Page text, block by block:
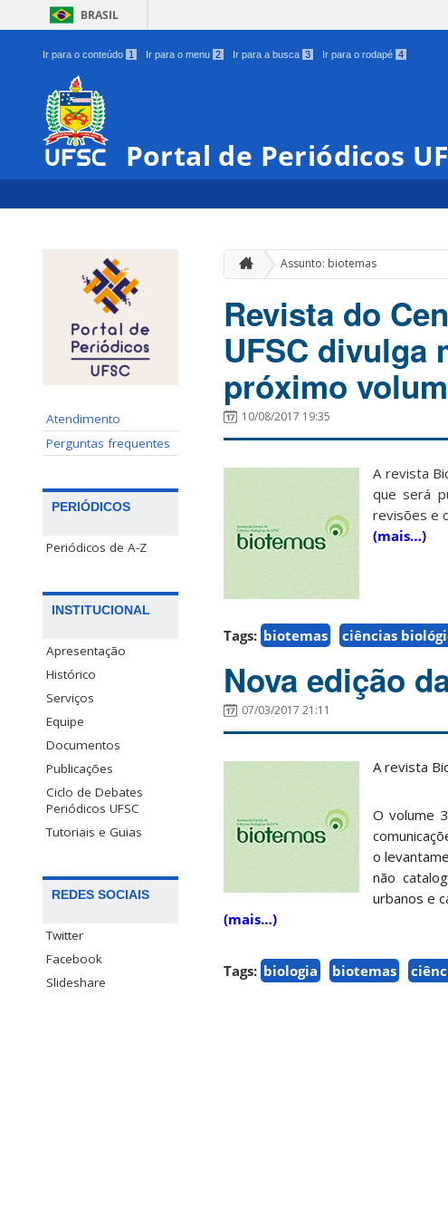
BRASIL
Ir para o conteúdo 1 Ir para o menu 2 Ir para a busca 3 Ir para o rodapé 4
Portal de Periódicos
Atendimento
Perguntas frequentes
PERIÓDICOS
Periódicos de A-Z
INSTITUCIONAL
Apresentação
Histórico
Serviços
Equipe
Documentos
Publicações
Ciclo de Debates
Periódicos UFSC
Tutoriais e Guias
REDES SOCIAIS
Twitter
Facebook
Slideshare
Assunto: biotemas
Revista do
UFSC divulga
próximo
10/08/2017 19:35
A revista
que será
revisões e
(mais…)
Tags: biotemas ciências
Nova edição
07/03/2017 21:11
A revista
O volume
o
não
urbanos e
(mais…)
Tags: biologia biotemas